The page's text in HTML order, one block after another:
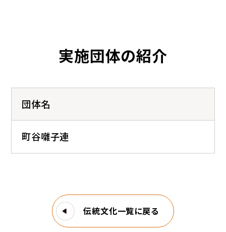
実施団体の紹介
団体名
町谷囃子連
伝統文化一覧に戻る